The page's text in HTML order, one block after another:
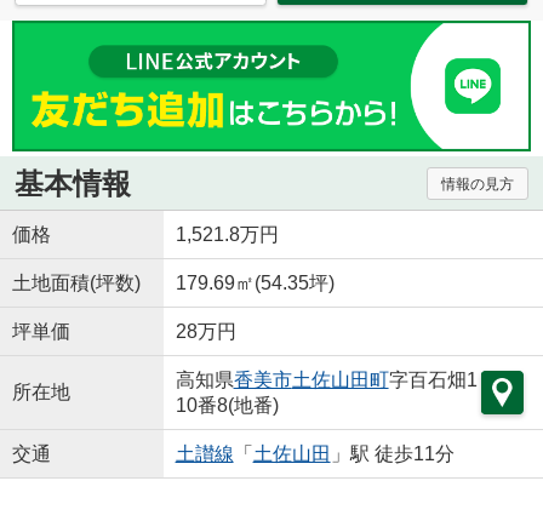
基本情報 情報の見方
価格 1,521.8万円
土地面積(坪数) 179.69㎡(54.35坪)
坪単価 28万円
所在地
高知県香美市土佐山田町字百石畑1
10番8(地番)
交通 土讃線 「 土佐山田 」駅 徒歩11分